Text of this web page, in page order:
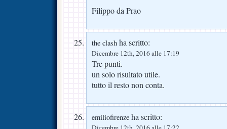
Filippo da Prao
the clash ha scritto:
Dicembre 12th, 2016 alle 17:19
Tre punti.
un solo risultato utile.
tutto il resto non conta.
emiliofirenze ha scritto: